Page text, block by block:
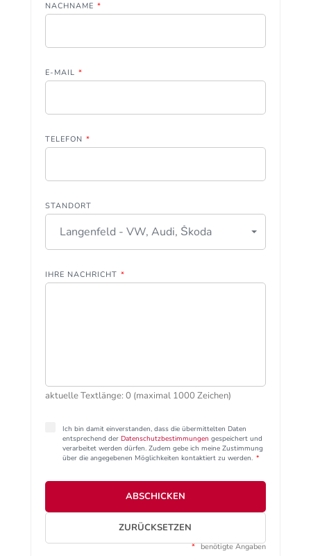
NACHNAME *
E-MAIL *
TELEFON *
STANDORT
Langenfeld - VW, Audi, Škoda
IHRE NACHRICHT *
aktuelle Textlänge: 0 (maximal 1000 Zeichen)
Ich bin damit einverstanden, dass die übermittelten Daten
entsprechend der Datenschutzbestimmungen gespeichert und
verarbeitet werden dürfen. Zudem gebe ich meine Zustimmung
über die angegebenen Möglichkeiten kontaktiert zu werden. *
ABSCHICKEN
ZURÜCKSETZEN
* benötigte Angaben